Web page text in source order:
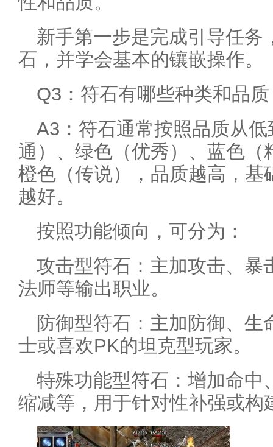
新手第一步是完成引导任务
石，并学会基本的镶嵌操作。
Q3：符石有哪些种类和品
A3：符石通常按照品质从
通）、绿色（优秀）、蓝色（
橙色（传说），品质越高，基
越好。
按照功能倾向，可分为：
攻击型符石：主加攻击、暴
法师等输出职业。
防御型符石：主加防御、
士或喜欢PK的坦克型玩家。
特殊功能型符石：增加命中
缩减等，用于针对性补强或构